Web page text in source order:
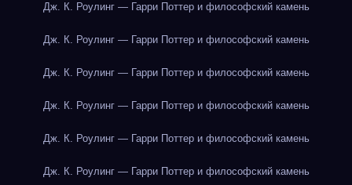
Дж. К. Роулинг — Гарри Поттер и философский камень
Дж. К. Роулинг — Гарри Поттер и философский камень
Дж. К. Роулинг — Гарри Поттер и философский камень
Дж. К. Роулинг — Гарри Поттер и философский камень
Дж. К. Роулинг — Гарри Поттер и философский камень
Дж. К. Роулинг — Гарри Поттер и философский камень